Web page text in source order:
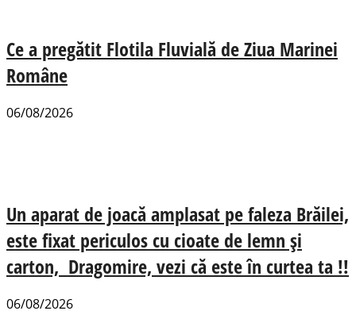
Ce a pregătit Flotila Fluvială de Ziua Marinei
Române
06/08/2026
Un aparat de joacă amplasat pe faleza Brăilei,
este fixat periculos cu cioate de lemn și
carton, Dragomire, vezi că este în curtea ta !!
06/08/2026